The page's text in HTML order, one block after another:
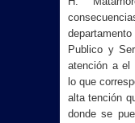
Publico y
atención a el
lo que
alta tención
donde se